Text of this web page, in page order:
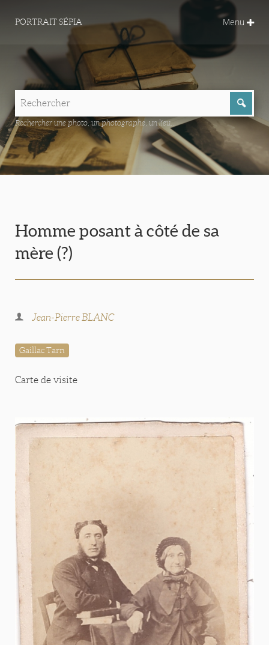
PORTRAIT SÉPIA Menu
Rechercher une photo, un photographe, un lieu...
Homme posant à côté de sa
mère (?)
Jean-Pierre BLANC
Gaillac Tarn
Carte de visite